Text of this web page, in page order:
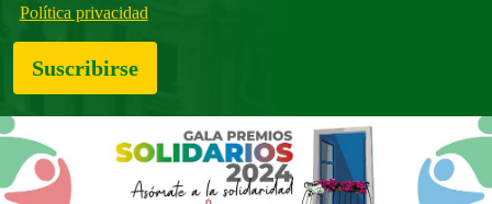
Política privacidad
Suscribirse